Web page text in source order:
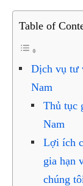
Table of
Dịch vụ tư
Nam
Thủ tục
Nam
Lợi ích
gia hạn
chúng